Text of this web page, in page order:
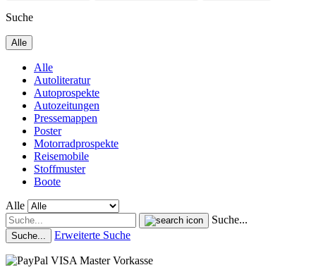
Suche
Alle
Alle
Autoliteratur
Autoprospekte
Autozeitungen
Pressemappen
Poster
Motorradprospekte
Reisemobile
Stoffmuster
Boote
Alle
Suche...
Suche... Erweiterte Suche